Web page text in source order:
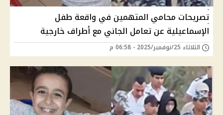
تصريحات محامي المتهمين في واقعة طفل
الإسماعيلية عن تعامل الجاني مع أطراف خارجية
الثلاثاء 25/نوفمبر/2025 - 06:58 م